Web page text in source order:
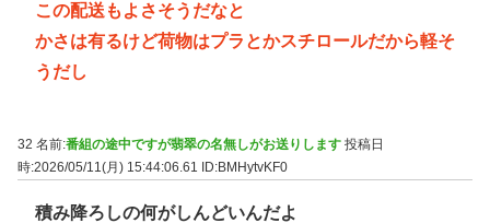
この配送もよさそうだなと
かさは有るけど荷物はプラとかスチロールだから軽そ
うだし
32 名前:番組の途中ですが翡翠の名無しがお送りします 投稿日
時:2026/05/11(月) 15:44:06.61 ID:BMHytvKF0
積み降ろしの何がしんどいんだよ